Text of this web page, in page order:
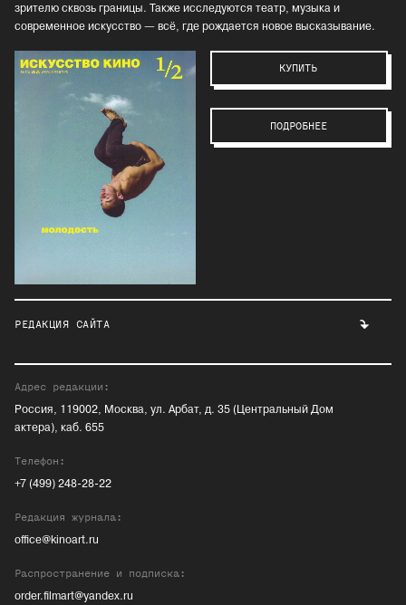
зрителю сквозь границы. Также исследуются театр, музыка и
современное искусство — всё, где рождается новое высказывание.
КУПИТЬ
ПОДРОБНЕЕ
РЕДАКЦИЯ САЙТА
Адрес редакции:
Россия, 119002, Москва, ул. Арбат, д. 35 (Центральный Дом
актера), каб. 655
Телефон:
+7 (499) 248-28-22
Редакция журнала:
office@kinoart.ru
Распространение и подписка:
order.filmart@yandex.ru